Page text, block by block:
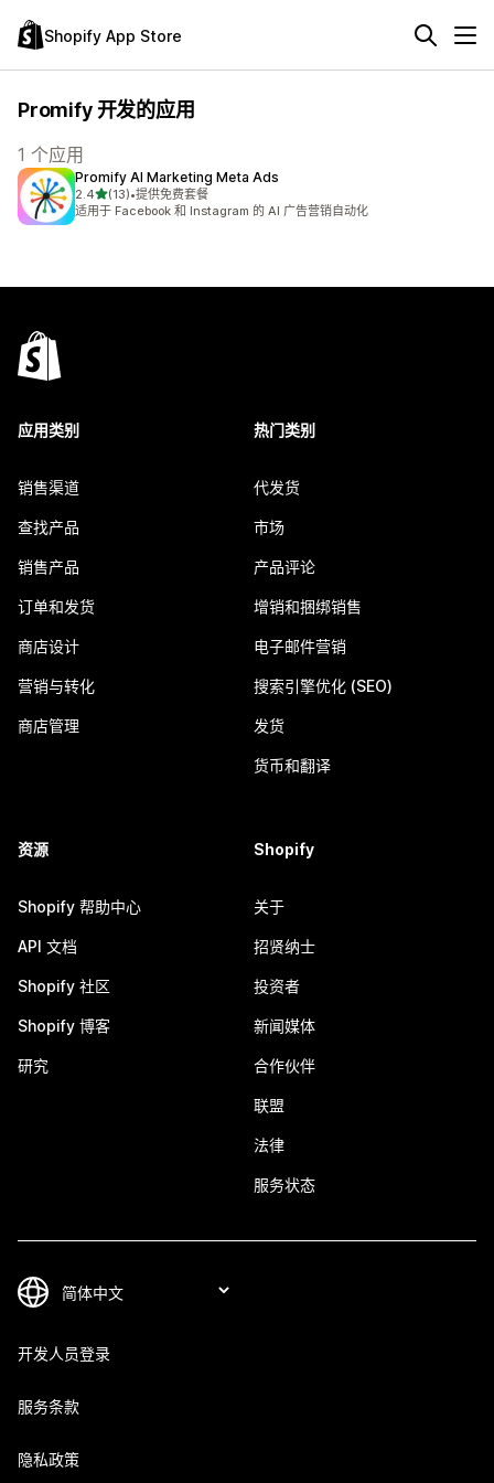
Shopify App Store
Promify 开发的应用
1 个应用
Promify AI Marketing Meta Ads
2.4星（满分 5 星）
(13)
总共 13 条评论
•提供免费套餐
适用于 Facebook 和 Instagram 的 AI 广告营销自动化
应用类别
销售渠道
查找产品
销售产品
订单和发货
商店设计
营销与转化
商店管理
热门类别
代发货
市场
产品评论
增销和捆绑销售
电子邮件营销
搜索引擎优化 (SEO)
发货
货币和翻译
资源
Shopify 帮助中心
API 文档
Shopify 社区
Shopify 博客
研究
Shopify
关于
招贤纳士
投资者
新闻媒体
合作伙伴
联盟
法律
服务状态
开发人员登录
服务条款
隐私政策